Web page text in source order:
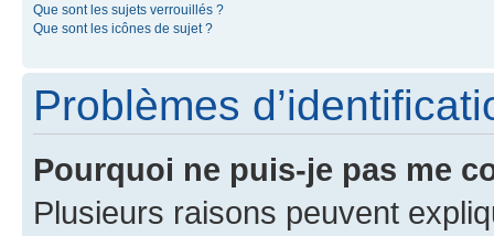
Que sont les sujets verrouillés ?
Que sont les icônes de sujet ?
Problèmes
Pourquoi ne puis-je pas me
Plusieurs raisons peuvent